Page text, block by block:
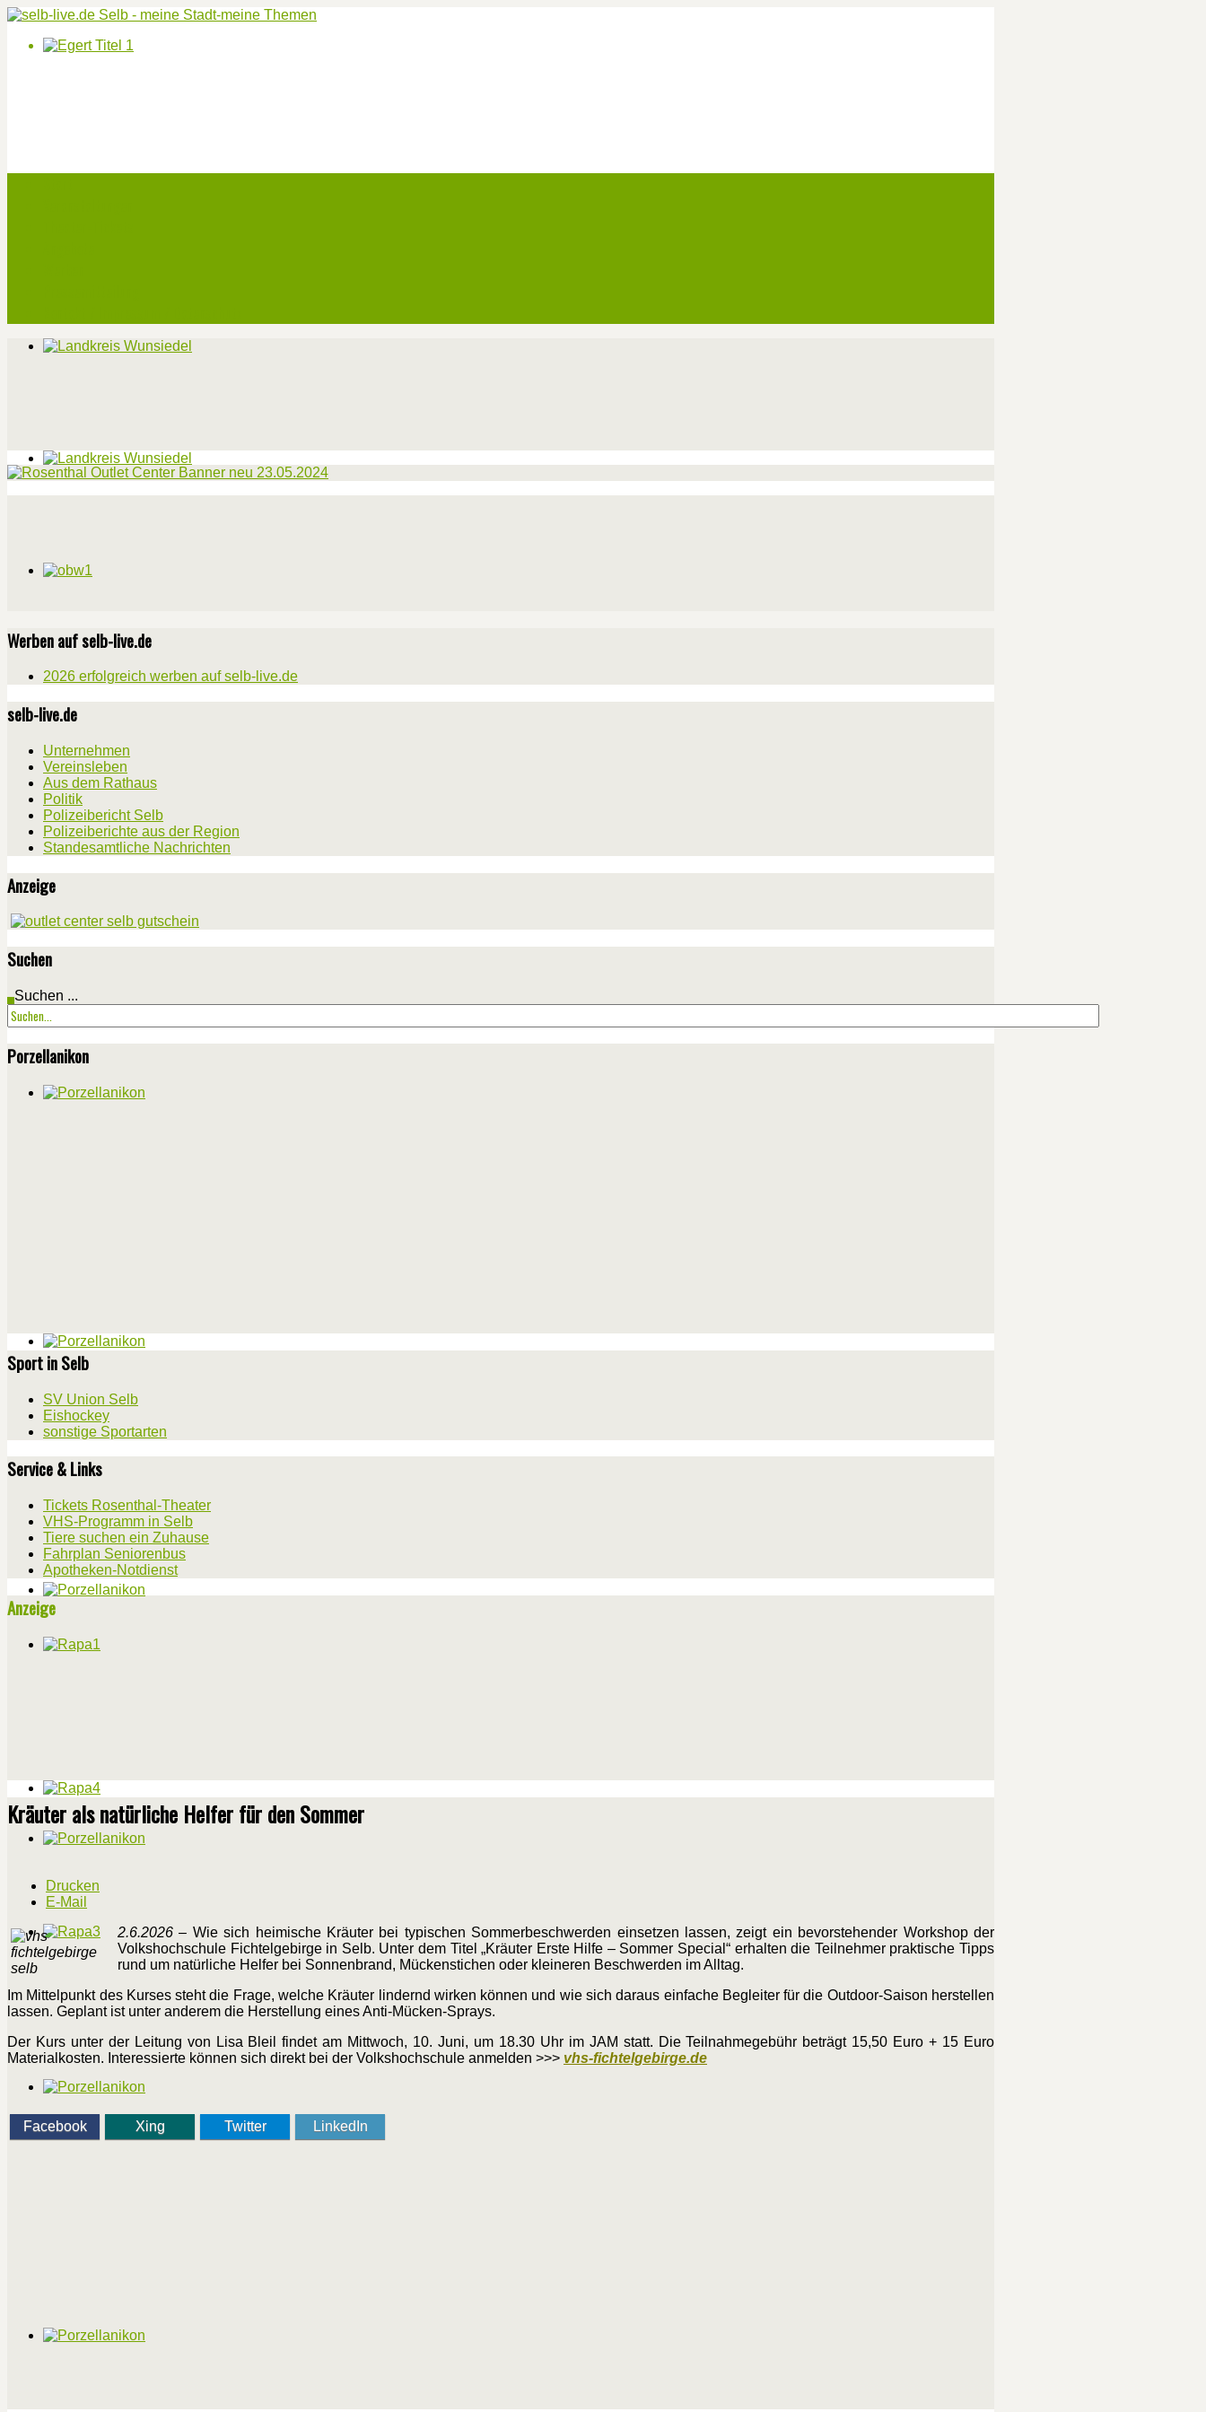
Werben auf selb-live.de
2026 erfolgreich werben auf selb-live.de
selb-live.de
Unternehmen
Vereinsleben
Aus dem Rathaus
Politik
Polizeibericht Selb
Polizeiberichte aus der Region
Standesamtliche Nachrichten
Anzeige
Suchen
Suchen ...
Porzellanikon
Sport in Selb
SV Union Selb
Eishockey
sonstige Sportarten
Service & Links
Tickets Rosenthal-Theater
VHS-Programm in Selb
Tiere suchen ein Zuhause
Fahrplan Seniorenbus
Apotheken-Notdienst
Anzeige
Kräuter als natürliche Helfer für den Sommer
Drucken
E-Mail
2.6.2026 – Wie sich heimische Kräuter bei typischen Sommerbeschwerden einsetzen lassen, zeigt ein bevorstehender Workshop der
Volkshochschule Fichtelgebirge in Selb. Unter dem Titel „Kräuter Erste Hilfe – Sommer Special“ erhalten die Teilnehmer praktische Tipps
rund um natürliche Helfer bei Sonnenbrand, Mückenstichen oder kleineren Beschwerden im Alltag.
Im Mittelpunkt des Kurses steht die Frage, welche Kräuter lindernd wirken können und wie sich daraus einfache Begleiter für die Outdoor-Saison herstellen
lassen. Geplant ist unter anderem die Herstellung eines Anti-Mücken-Sprays.
Der Kurs unter der Leitung von Lisa Bleil findet am Mittwoch, 10. Juni, um 18.30 Uhr im JAM statt. Die Teilnahmegebühr beträgt 15,50 Euro + 15 Euro
Materialkosten. Interessierte können sich direkt bei der Volkshochschule anmelden >>> vhs-fichtelgebirge.de
Facebook Xing Twitter LinkedIn